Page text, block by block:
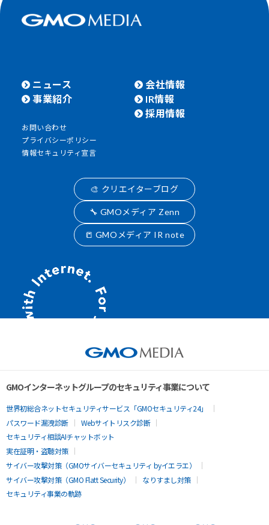
ニュース
事業紹介
会社情報
IR情報
採用情報
お問い合わせ
プライバシーポリシー
情報セキュリティ宣言
🎨 クリエイターブログ
🔧 GMOメディア Zenn
📒 GMOメディア IR note
GMOインターネットグループのセキュリティ事業について
世界初総合ネットセキュリティサービス「GMOセキュリティ24」
パスワード漏洩診断
Webサイトリスク診断
セキュリティ相談AIチャットボット
実在証明・盗聴対策
サイバー攻撃対策（GMOサイバーセキュリティ byイエラエ）
サイバー攻撃対策（GMO Flatt Security）
なりすまし対策
セキュリティ事業の軌跡